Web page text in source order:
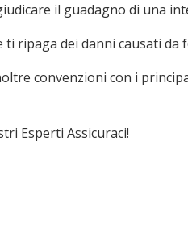
il guadagno di una
ti ripaga dei danni causati
convenzioni con i
Esperti Assicuraci!